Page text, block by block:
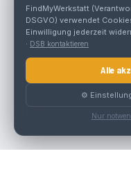
FindMyWerkstatt
DSGVO) verwendet
Einwilligung jederzeit
· DSB kontaktieren
Alle
⚙️
Nur